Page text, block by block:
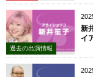
過去の出演情報
新
イ